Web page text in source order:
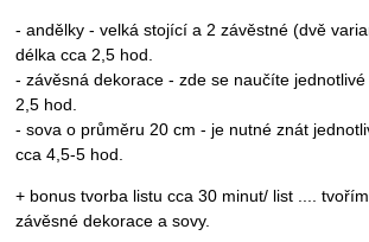
- andělky - velká stojící a 2 závěstné (dvě
délka cca 2,5 hod.
- závěsná dekorace - zde se naučíte
2,5 hod.
- sova o průměru 20 cm - je nutné znát
cca 4,5-5 hod.
+ bonus tvorba listu cca 30 minut/ list ....
závěsné dekorace a sovy.